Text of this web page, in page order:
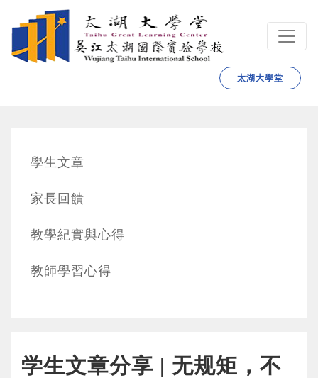
跳转到主要内容
太湖大學堂
學生文章
家長回饋
教學紀實與心得
教師學習心得
学生文章分享 | 无规矩，不